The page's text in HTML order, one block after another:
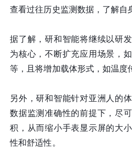
查看过往历史监测数据，了解自
据了解，研和智能将继续以研
为核心，不断扩充应用场景，
等，且将增加载体形式，如温度
另外，研和智能针对亚洲人的
数据监测准确性的前提下，尽
积，从而缩小手表显示屏的大
性和舒适性。